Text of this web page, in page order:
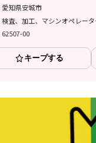
愛知県安城市
検査、加工、マシンオペレータ
62507-00
キープする